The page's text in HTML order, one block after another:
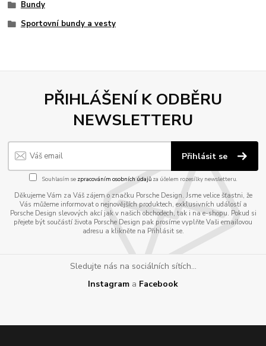
Bundy
Sportovní bundy a vesty
PŘIHLÁŠENÍ K ODBĚRU
NEWSLETTERU
Přihlásit se
Souhlasím se zpracováním osobních údajůza účelem rozesílky newsletteru.
Děkujeme Vám za Váš zájem o značku Porsche Design. Jsme velice šťastni, že
Vás můžeme informovat o nejnovějších produktech, exklusivních událostí a
Porsche Design slevových akcí jak v našich obchodech, tak i na e-shopu. Pokud si
přejete být součástí života Porsche Design pak prosíme vyplňte Vaši emailovou
adresu a klikněte na Přihlásit se.
Sledujte nás na sociálních sítích...
Instagram a Facebook